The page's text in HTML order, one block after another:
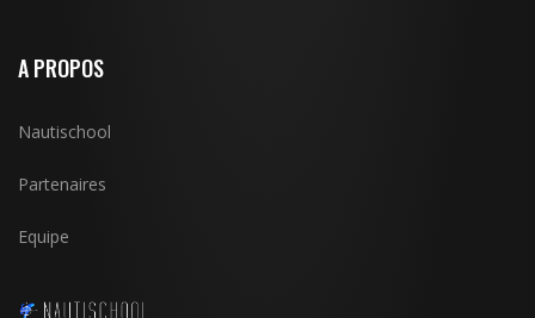
A PROPOS
Nautischool
Partenaires
Equipe